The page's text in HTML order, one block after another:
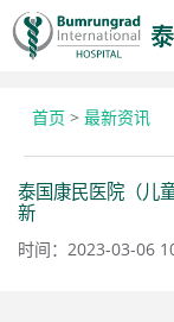
首页 > 最新资讯
泰国康民医院（儿
新
时间：2023-03-06